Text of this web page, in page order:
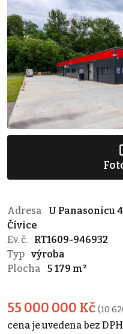
Adresa
U Panasonicu
Čívice
Ev. č.
RT1609-946932
Typ výroba
Plocha
5 179 m²
55 000 000 Kč (10
cena je uvedena bez DPH